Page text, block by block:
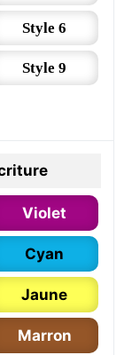
Style 6
Style 9
Violet
Cyan
Jaune
Marron